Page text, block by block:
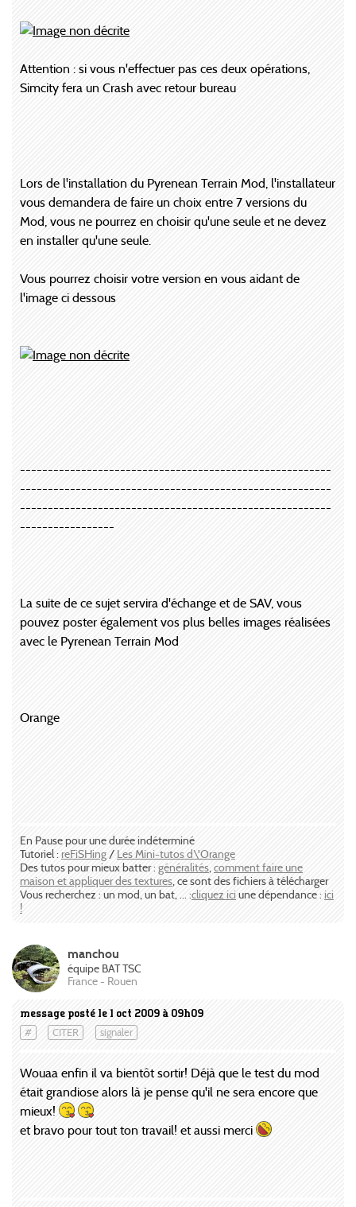
Attention : si vous n'effectuer pas ces deux opérations,
Simcity fera un Crash avec retour bureau
Lors de l'installation du Pyrenean Terrain Mod, l'installateur
vous demandera de faire un choix entre 7 versions du
Mod, vous ne pourrez en choisir qu'une seule et ne devez
en installer qu'une seule.
Vous pourrez choisir votre version en vous aidant de
l'image ci dessous
--------------------------------------------------------
--------------------------------------------------------
--------------------------------------------------------
-----------------
La suite de ce sujet servira d'échange et de SAV, vous
pouvez poster également vos plus belles images réalisées
avec le Pyrenean Terrain Mod
Orange
En Pause pour une durée indéterminé
Tutoriel :reFiSHing / Les Mini-tutos d\'Orange
Des tutos pour mieux batter : généralités,comment faire une
maison et appliquer des textures, ce sont des fichiers à télécharger
Vous recherchez : un mod, un bat, ... :cliquez iciune dépendance : ici
!
message posté le 1 oct 2009 à 09h09
# CITER signaler
manchou
équipe BAT TSC
France - Rouen
Wouaa enfin il va bientôt sortir! Déjà que le test du mod
était grandiose alors là je pense qu'il ne sera encore que
mieux!
et bravo pour tout ton travail! et aussi merci